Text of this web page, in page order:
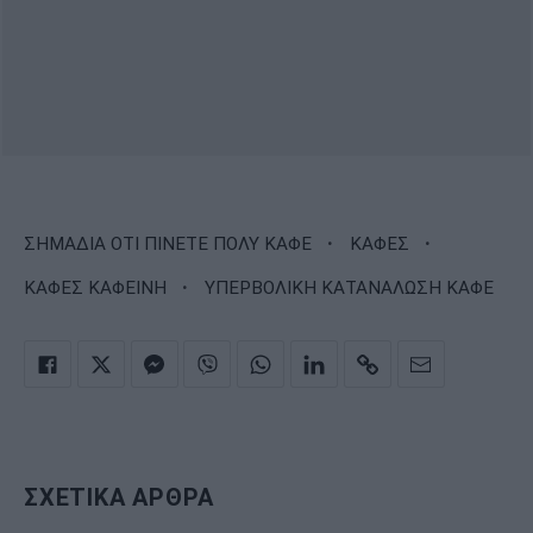
ΣΗΜΑΔΙΑ ΟΤΙ ΠΙΝΕΤΕ ΠΟΛΥ ΚΑΦΕ · ΚΑΦΕΣ ·
ΚΑΦΕΣ ΚΑΦΕΙΝΗ · ΥΠΕΡΒΟΛΙΚΗ ΚΑΤΑΝΑΛΩΣΗ ΚΑΦΕ
ΣΧΕΤΙΚΑ ΑΡΘΡΑ